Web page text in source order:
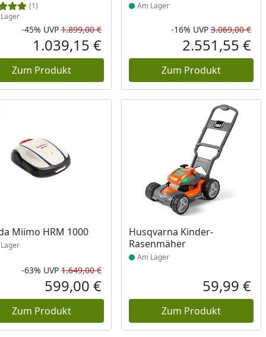
Preis
(1)
Rabatt in Prozent
-45%
Ursprünglicher Preis
UVP 1.899,00 €
Aktueller Preis
1.039,15 €
Zum Produkt
Am Lager
-16% UVP 3.069,00 €
2.551,55 €
Zum Produkt
Miimo HRM 1000
am Lager
Rabatt in Prozent
-63%
Ursprünglicher Preis
UVP 1.649,00 €
Aktueller Preis
599,00 €
Zum Produkt
Husqvarna Kinder-
Rasenmäher
Produkt am Lager
Am Lager
59,99 €
Zum Produkt